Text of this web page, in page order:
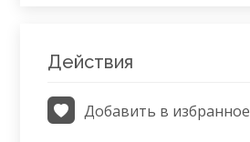
Действия
Добавить в избранное